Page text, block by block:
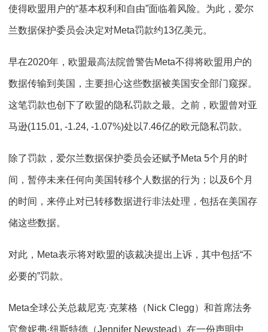
使得欧盟用户的“基本权利和自由”面临着风险。为此，爱尔
兰数据保护委员会决定对Meta罚款约13亿美元。
早在2020年，欧盟最高法院曾警告Meta不得将欧盟用户的
数据传输到美国，主要担心这些数据被美国安全部门窥探。
这笔罚款也创下了欧盟的隐私罚款之最。之前，欧盟曾对亚
马逊(115.01, -1.24, -1.07%)处以7.46亿的欧元隐私罚款。
除了罚款，爱尔兰数据保护委员会还赋予Meta 5个月的时
间，暂停未来任何向美国转移个人数据的行为；以及6个月
的时间，来停止对已转移数据进行非法处理，包括在美国存
储这些数据。
对此，Meta表示将对欧盟的该裁决提出上诉，其中包括“不
必要的”罚款。
Meta全球公关总裁尼克·克莱格（Nick Clegg）和首席法务
官詹妮弗·纽斯特德（Jennifer Newstead）在一份声明中